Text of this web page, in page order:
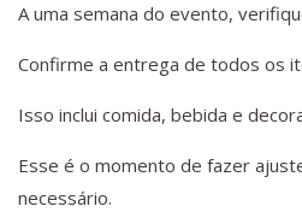
A uma semana do evento,
Confirme a entrega de todos os
Isso inclui comida, bebida e
Esse é o momento de fazer
necessário.